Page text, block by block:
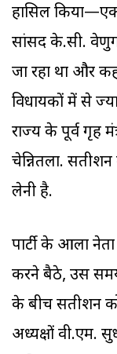
हासिल
सांसद के.सी.
जा रहा था और
विधायकों में से
राज्य के पूर्व गृह
चेन्नितला.
लेनी है.
पार्टी के आला
करने बैठे, उस समय
के बीच सतीशन को
अध्यक्षों वी.एम.